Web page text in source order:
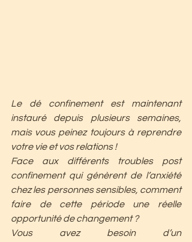
Le dé confinement est maintenant
instauré depuis plusieurs semaines,
mais vous peinez toujours à reprendre
votre vie et vos relations !
Face aux différents troubles post
confinement qui génèrent de l’anxiété
chez les personnes sensibles, comment
faire de cette période une réelle
opportunité de changement ?
Vous avez besoin d’un